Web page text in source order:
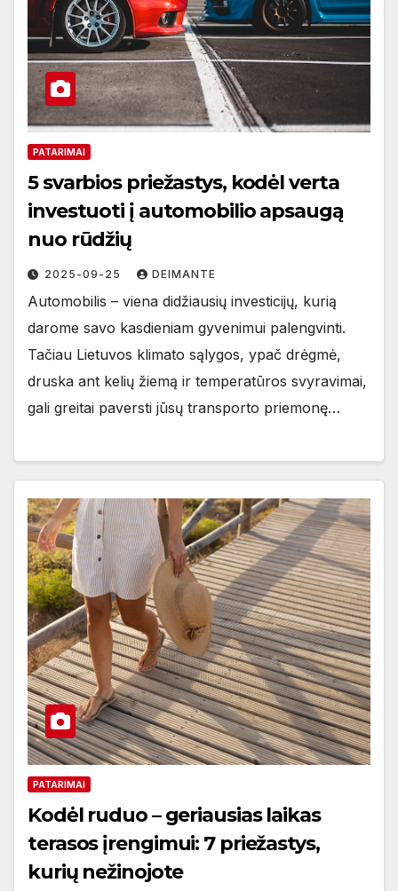
PATARIMAI
5 svarbios priežastys, kodėl verta
investuoti į automobilio apsaugą
nuo rūdžių
2025-09-25 DEIMANTE
Automobilis – viena didžiausių investicijų, kurią
darome savo kasdieniam gyvenimui palengvinti.
Tačiau Lietuvos klimato sąlygos, ypač drėgmė,
druska ant kelių žiemą ir temperatūros svyravimai,
gali greitai paversti jūsų transporto priemonę…
PATARIMAI
Kodėl ruduo – geriausias laikas
terasos įrengimui: 7 priežastys,
kurių nežinojote